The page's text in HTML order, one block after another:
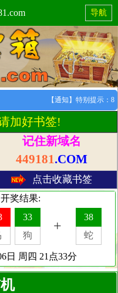
导航
【通知】特别提示：8月1
加好书签!
记住新域名
449181.COM
点击收藏书签